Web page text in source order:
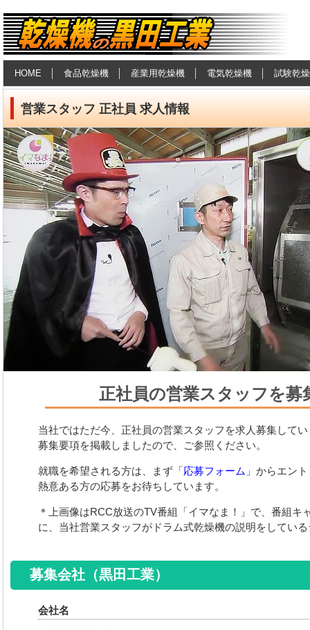
食品乾燥機・産業用乾燥機の黒田工
業
HOME 食品乾燥機 産業用乾燥機 電気乾燥機 試験乾燥
営業スタッフ 正社員 求人情報
正社員の営業スタッフを募
当社ではただ今、正社員の営業スタッフを求人募集して
募集要項を掲載しましたので、ご参照ください。
就職を希望される方は、まず「応募フォーム 」からエン
熱意ある方の応募をお待ちしています。
＊上画像はRCC放送のTV番組「イマなま！」で、番組キ
に、当社営業スタッフがドラム式乾燥機の説明をしてい
募集会社（黒田工業）
会社名